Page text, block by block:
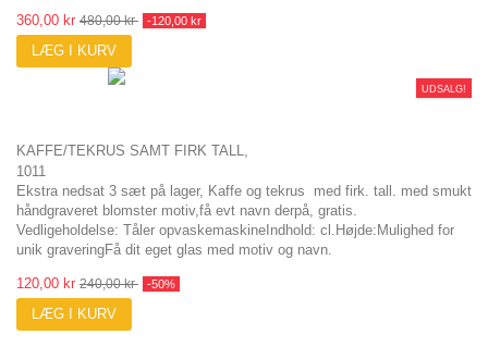
360,00 kr 480,00 kr -120,00 kr
LÆG I KURV
UDSALG!
KAFFE/TEKRUS SAMT FIRK TALL,
1011
Ekstra nedsat 3 sæt på lager, Kaffe og tekrus med firk. tall. med smukt
håndgraveret blomster motiv,få evt navn derpå, gratis.
Vedligeholdelse: Tåler opvaskemaskineIndhold: cl.Højde:Mulighed for
unik graveringFå dit eget glas med motiv og navn.
120,00 kr 240,00 kr -50%
LÆG I KURV